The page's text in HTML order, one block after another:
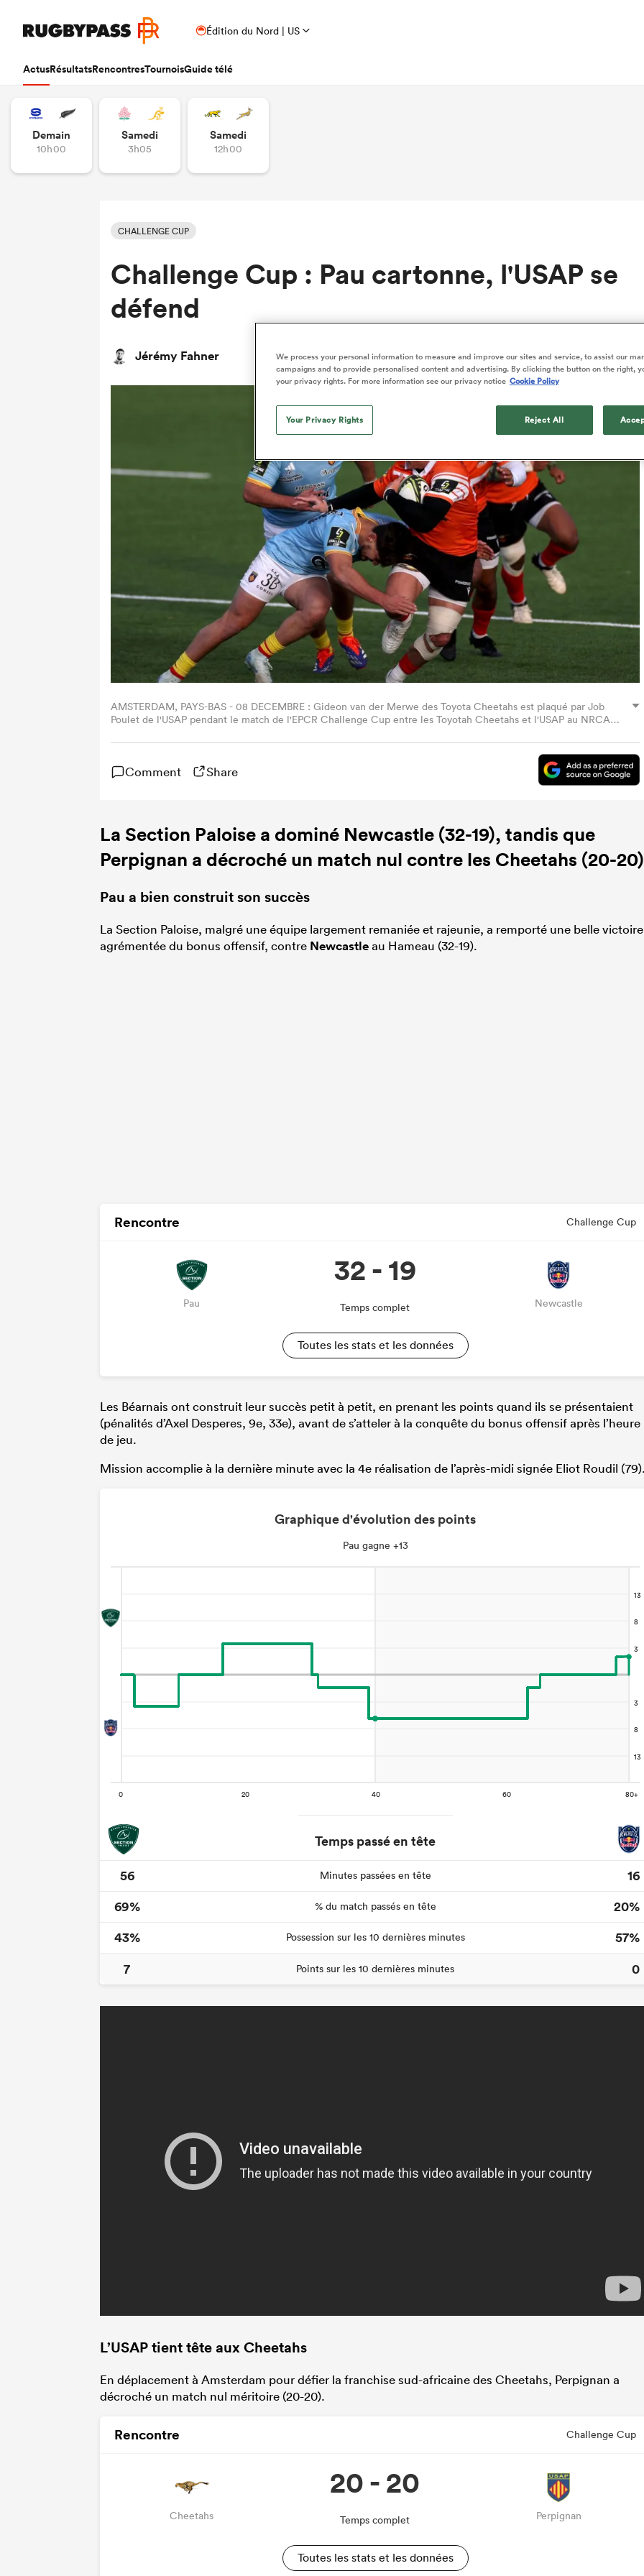
Édition du Nord | US
ActusRésultatsRencontresTournoisGuide télé
Demain
10h00
Samedi
3h05
Samedi
12h00
CHALLENGE CUP
Challenge Cup : Pau cartonne, l'USAP se
défend
Jérémy Fahner
Updated: 8 December 2024 10:16 PST
AMSTERDAM, PAYS-BAS - 08 DECEMBRE : Gideon van der Merwe des Toyota Cheetahs est plaqué par Job
Poulet de l'USAP pendant le match de l'EPCR Challenge Cup entre les Toyotah Cheetahs et l'USAP au NRCA
Comment Share
La Section Paloise a dominé Newcastle (32-19), tandis que
Perpignan a décroché un match nul contre les Cheetahs (20-
Pau a bien construit son succès
La Section Paloise, malgré une équipe largement remaniée et rajeunie, a remporté une belle victoire
agrémentée du bonus offensif, contre Newcastleau Hameau (32-19).
Rencontre Challenge Cup
Pau
32 - 19
Temps complet Newcastle
Toutes les stats et les données
Les Béarnais ont construit leur succès petit à petit, en prenant les points quand ils se présentaient
(pénalités d’Axel Desperes, 9e, 33e), avant de s’atteler à la conquête du bonus offensif après l’heure
de jeu.
Mission accomplie à la dernière minute avec la 4e réalisation de l’après-midi signée Eliot Roudil
Graphique d'évolution des points
Pau gagne +13
Temps passé en tête
56
Minutes passées en tête
16
69%
% du match passés en tête
20%
43%
Possession sur les 10 dernières minutes
57%
7
Points sur les 10 dernières minutes 0
L’USAP tient tête aux Cheetahs
En déplacement à Amsterdam pour défier la franchise sud-africaine des Cheetahs, Perpignan a
décroché un match nul méritoire (20-20).
Rencontre Challenge Cup
Cheetahs
20 - 20
Temps complet Perpignan
Toutes les stats et les données
We process your personal information to measure and improve our sites and service, to assist our
campaigns and to provide personalised content and advertising. By clicking the button on the right,
your privacy rights. For more information see our privacy notice Cookie Policy
Your Privacy Rights Reject All